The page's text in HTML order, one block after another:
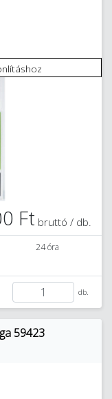
Ft bruttó / db.
24 óra
db.
59423